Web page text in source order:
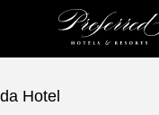
Hotel